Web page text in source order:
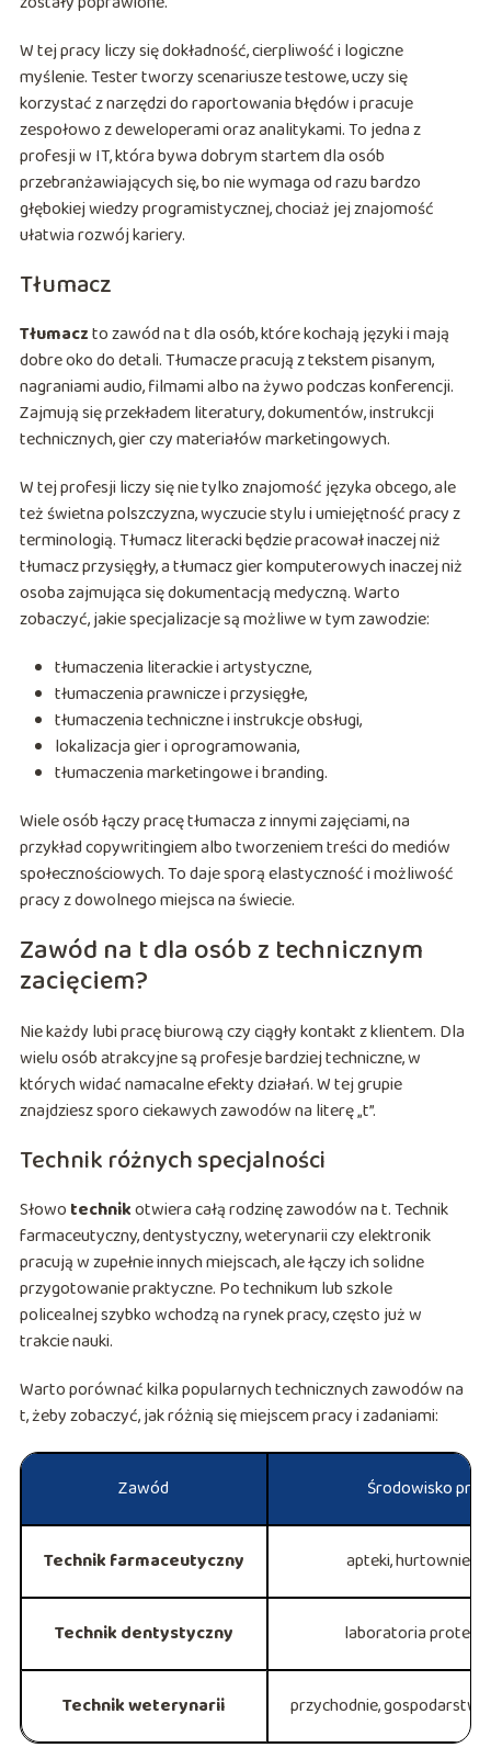
W tej pracy liczy się dokładność, cierpliwość i logiczne
myślenie. Tester tworzy scenariusze testowe, uczy się
korzystać z narzędzi do raportowania błędów i pracuje
zespołowo z deweloperami oraz analitykami. To jedna z
profesji w IT, która bywa dobrym startem dla osób
przebranżawiających się, bo nie wymaga od razu bardzo
głębokiej wiedzy programistycznej, chociaż jej znajomość
ułatwia rozwój kariery.
Tłumacz
Tłumaczto zawód na t dla osób, które kochają języki i mają
dobre oko do detali. Tłumacze pracują z tekstem pisanym,
nagraniami audio, filmami albo na żywo podczas konferencji.
Zajmują się przekładem literatury, dokumentów, instrukcji
technicznych, gier czy materiałów marketingowych.
W tej profesji liczy się nie tylko znajomość języka obcego, ale
też świetna polszczyzna, wyczucie stylu i umiejętność pracy z
terminologią. Tłumacz literacki będzie pracował inaczej niż
tłumacz przysięgły, a tłumacz gier komputerowych inaczej niż
osoba zajmująca się dokumentacją medyczną. Warto
zobaczyć, jakie specjalizacje są możliwe w tym zawodzie:
tłumaczenia literackie i artystyczne,
tłumaczenia prawnicze i przysięgłe,
tłumaczenia techniczne i instrukcje obsługi,
lokalizacja gier i oprogramowania,
tłumaczenia marketingowe i branding.
Wiele osób łączy pracę tłumacza z innymi zajęciami, na
przykład copywritingiem albo tworzeniem treści do mediów
społecznościowych. To daje sporą elastyczność i możliwość
pracy z dowolnego miejsca na świecie.
Zawód na t dla osób z technicznym
zacięciem?
Nie każdy lubi pracę biurową czy ciągły kontakt z klientem. Dla
wielu osób atrakcyjne są profesje bardziej techniczne, w
których widać namacalne efekty działań. W tej grupie
znajdziesz sporo ciekawych zawodów na literę „t”.
Technik różnych specjalności
Słowo technikotwiera całą rodzinę zawodów na t. Technik
farmaceutyczny, dentystyczny, weterynarii czy elektronik
pracują w zupełnie innych miejscach, ale łączy ich solidne
przygotowanie praktyczne. Po technikum lub szkole
policealnej szybko wchodzą na rynek pracy, często już w
trakcie nauki.
Warto porównać kilka popularnych technicznych zawodów na
t, żeby zobaczyć, jak różnią się miejscem pracy i zadaniami:
Zawód Środowisko
Technik farmaceutyczny apteki, hurtownie
Technik dentystyczny laboratoria
Technik weterynarii przychodnie,